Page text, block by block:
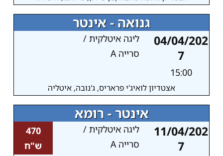
גנואה - אינטר
04/04/202
7
15:00
ליגה איטלקית /
סרייה A
אצטדיון לואיג'י פראריס, ג'נובה, איטליה
אינטר - רומא
11/04/202
7
ליגה איטלקית /
סרייה A
470
ש"ח